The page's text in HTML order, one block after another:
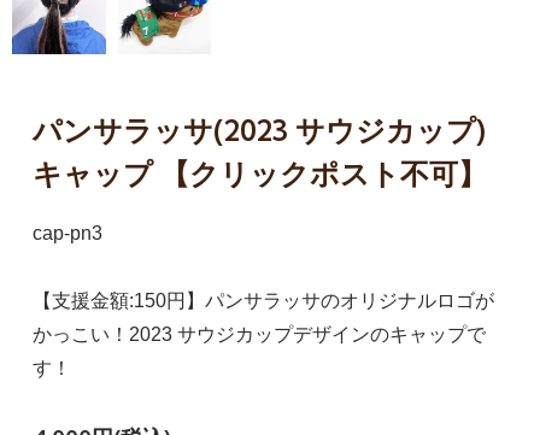
パンサラッサ(2023 サウジカップ)
キャップ 【クリックポスト不可】
cap-pn3
【支援金額:150円】パンサラッサのオリジナルロゴが
かっこい！2023 サウジカップデザインのキャップで
す！